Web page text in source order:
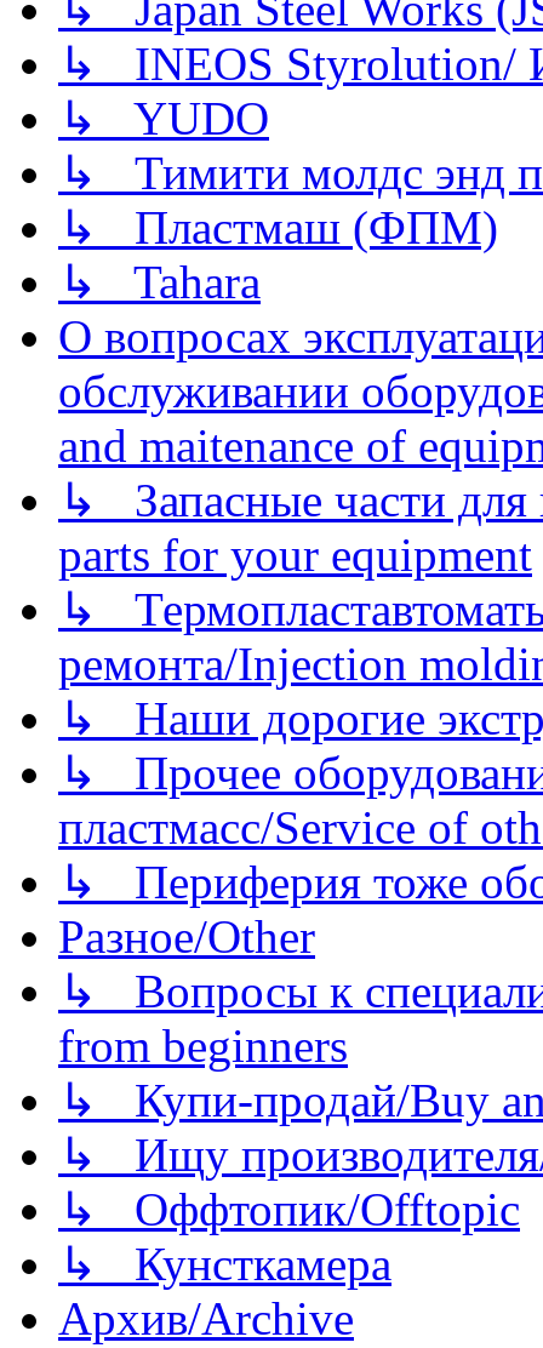
↳ INEOS
↳ YUDO
↳ Тимити молдс энд
↳ Пластмаш (ФПМ)
↳ Tahara
О вопросах
обслуживании
and maitenance of
↳ Запасные части для
parts for your equipment
↳
ремонта/Injection
↳ Наши дорогие
↳ Прочее
пластмасс/Service of
↳ Периферия тоже
Разное/Other
↳ Вопросы к
from beginners
↳ Купи-продай/Buy
↳ Ищу
↳ Оффтопик/Offtopic
↳ Кунсткамера
Архив/Archive